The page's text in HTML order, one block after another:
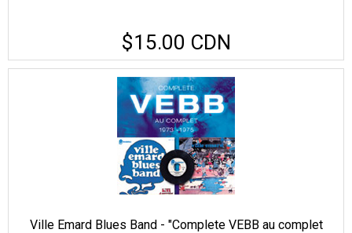
$15.00 CDN
Ville Emard Blues Band - "Complete VEBB au complet